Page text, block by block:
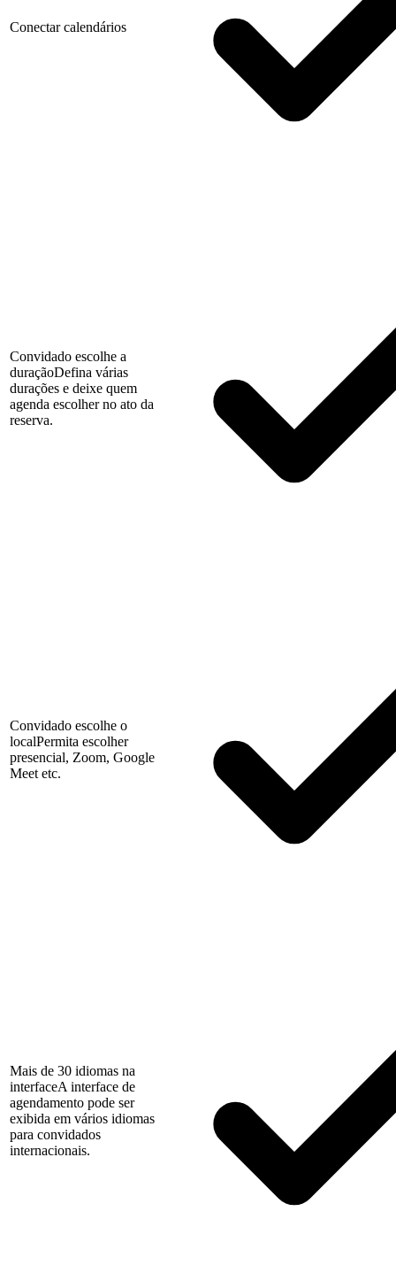
Conectar calendários
Convidado escolhe a
duraçãoDefina várias
durações e deixe quem
agenda escolher no ato da
reserva.
Convidado escolhe o
localPermita escolher
presencial, Zoom, Google
Meet etc.
Mais de 30 idiomas na
interfaceA interface de
agendamento pode ser
exibida em vários idiomas
para convidados
internacionais.